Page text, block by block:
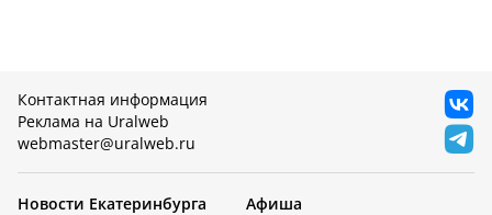
Контактная информация
Реклама на Uralweb
webmaster@uralweb.ru
Новости Екатеринбурга
Афиша